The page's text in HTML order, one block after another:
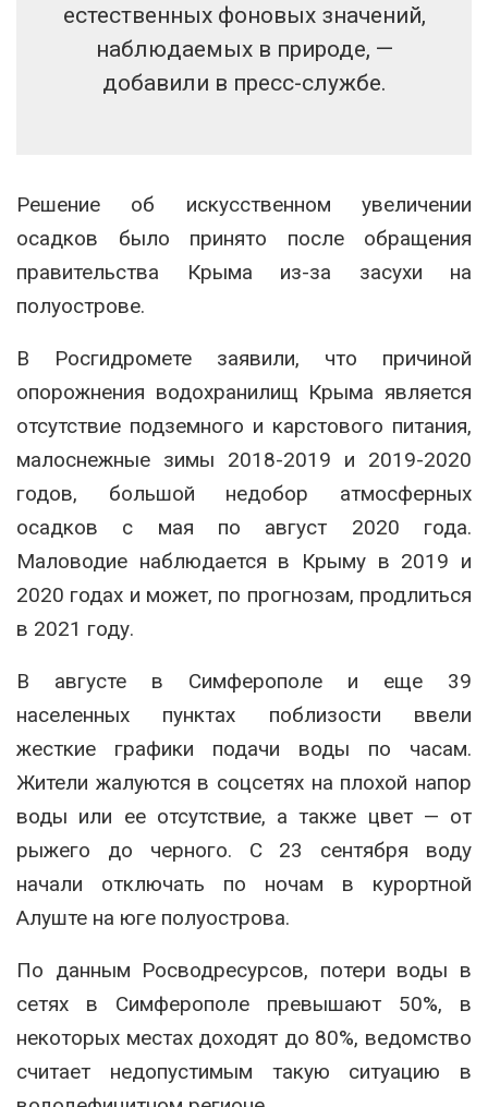
естественных фоновых значений,
наблюдаемых в природе, —
добавили в пресс-службе.
Решение об искусственном увеличении
осадков было принято после обращения
правительства Крыма из-за засухи на
полуострове.
В Росгидромете заявили, что причиной
опорожнения водохранилищ Крыма является
отсутствие подземного и карстового питания,
малоснежные зимы 2018-2019 и 2019-2020
годов, большой недобор атмосферных
осадков с мая по август 2020 года.
Маловодие наблюдается в Крыму в 2019 и
2020 годах и может, по прогнозам, продлиться
в 2021 году.
В августе в Симферополе и еще 39
населенных пунктах поблизости ввели
жесткие графики подачи воды по часам.
Жители жалуются в соцсетях на плохой напор
воды или ее отсутствие, а также цвет — от
рыжего до черного. С 23 сентября воду
начали отключать по ночам в курортной
Алуште на юге полуострова.
По данным Росводресурсов, потери воды в
сетях в Симферополе превышают 50%, в
некоторых местах доходят до 80%, ведомство
считает недопустимым такую ситуацию в